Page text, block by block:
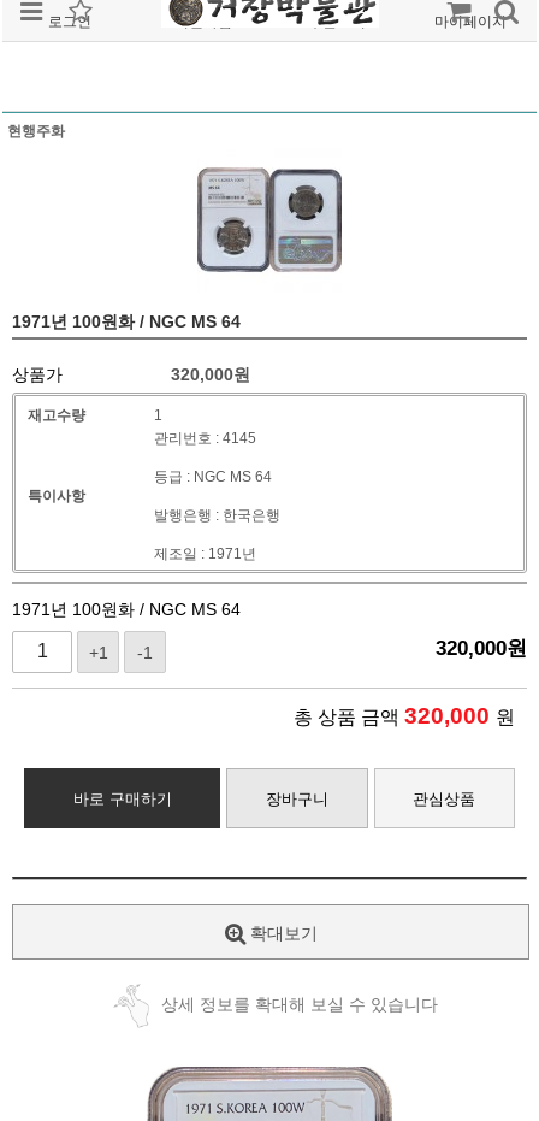
로그인 회원가입 주문조회 마이페이지
현행주화
1971년 100원화 / NGC MS 64
상품가 320,000원
재고수량 1
특이사항
관리번호 : 4145
등급 : NGC MS 64
발행은행 : 한국은행
제조일 : 1971년
1971년 100원화 / NGC MS 64
+1 -1 320,000원
총 상품 금액 320,000 원
바로 구매하기 장바구니 관심상품
확대보기
상세 정보를 확대해 보실 수 있습니다